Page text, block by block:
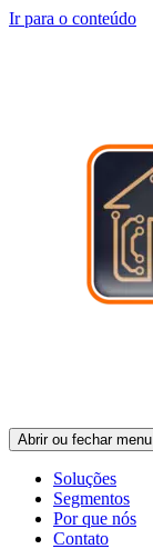
Ir para o conteúdo
Abrir ou fechar menu
Soluções
Segmentos
Por que nós
Contato